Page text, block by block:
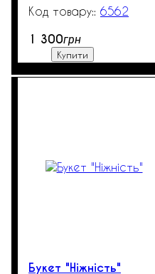
6562
1 300грн
Купити
Букет "Ніжність"